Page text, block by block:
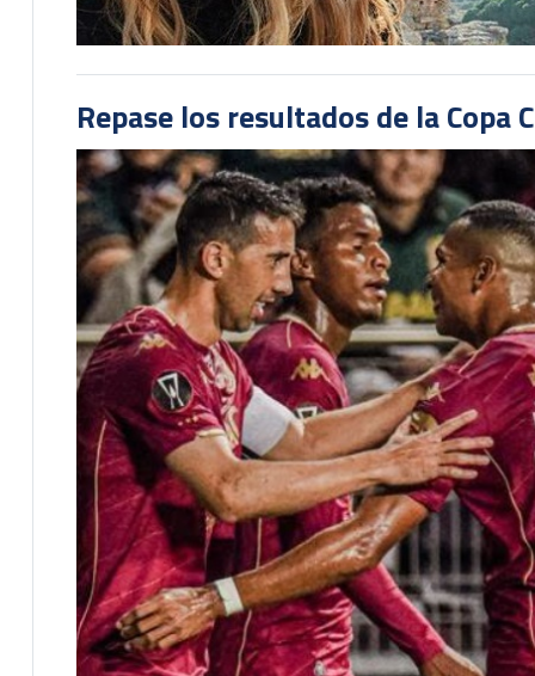
Repase los resultados de la Copa